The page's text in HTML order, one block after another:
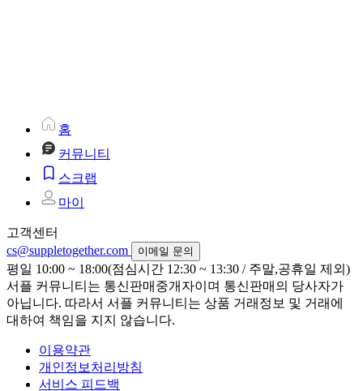
홈
커뮤니티
스크랩
마이
고객센터
cs@suppletogether.com
이메일 문의
평일 10:00 ~ 18:00(점심시간 12:30 ~ 13:30 / 주말,공휴일 제외)
서플 커뮤니티는 통신판매중개자이며 통신판매의 당사자가
아닙니다. 따라서 서플 커뮤니티는 상품 거래정보 및 거래에
대하여 책임을 지지 않습니다.
이용약관
개인정보처리방침
서비스 피드백